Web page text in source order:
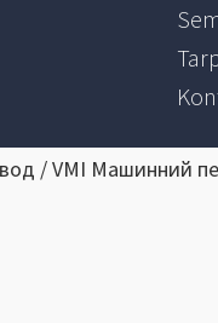
/ VMI Машинний